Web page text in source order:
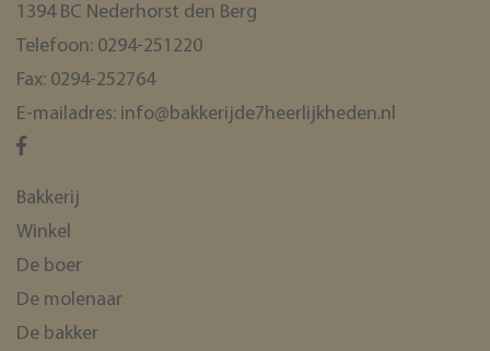
1394 BC Nederhorst den Berg
Telefoon: 0294-251220
Fax: 0294-252764
E-mailadres: info@bakkerijde7heerlijkheden.nl
Bakkerij
Winkel
De boer
De molenaar
De bakker